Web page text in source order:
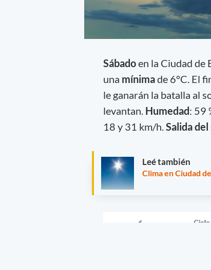
Sábadoen la Ciudad de
una mínimade 6°C. El
le ganarán la batalla al
levantan. Humedad: 59
18 y 31 km/h. Salida del
Leé también
Clima en Ciudad